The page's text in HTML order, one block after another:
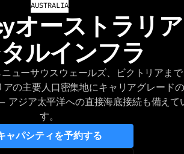
AUSTRALIA
オーストラリア
ルインフラ
ューサウスウェールズ、ビクトリアまで
の主要人口密集地にキャリアグレード
アジア太平洋への直接海底接続も備えて
す。
ャパシティを予約する